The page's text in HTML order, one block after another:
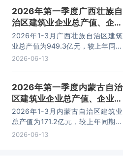
2026年第一季度广西壮族自
治区建筑业企业总产值、企业
概况及各产业竣工情况统计分
析
2026年1-3月广西壮族自治区建筑
业总产值为949.3亿元，较上年同期
相比减少了278.12亿元；其中：建
亿元。
2026-06-13
2026年第一季度内蒙古自治
区建筑业企业总产值、企业概
况及各产业竣工情况统计分析
2026年1-3月内蒙古自治区建筑业
总产值为171.2亿元，较上年同期相
比减少了13.84亿元；其中：建筑工
2026-06-13